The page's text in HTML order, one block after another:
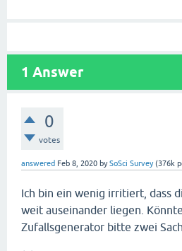
1 Answer
0
votes
answered Feb 8, 2020 bySoSci Survey (376k
Ich bin ein wenig irritiert, dass
weit auseinander liegen.
Zufallsgenerator bitte zwei